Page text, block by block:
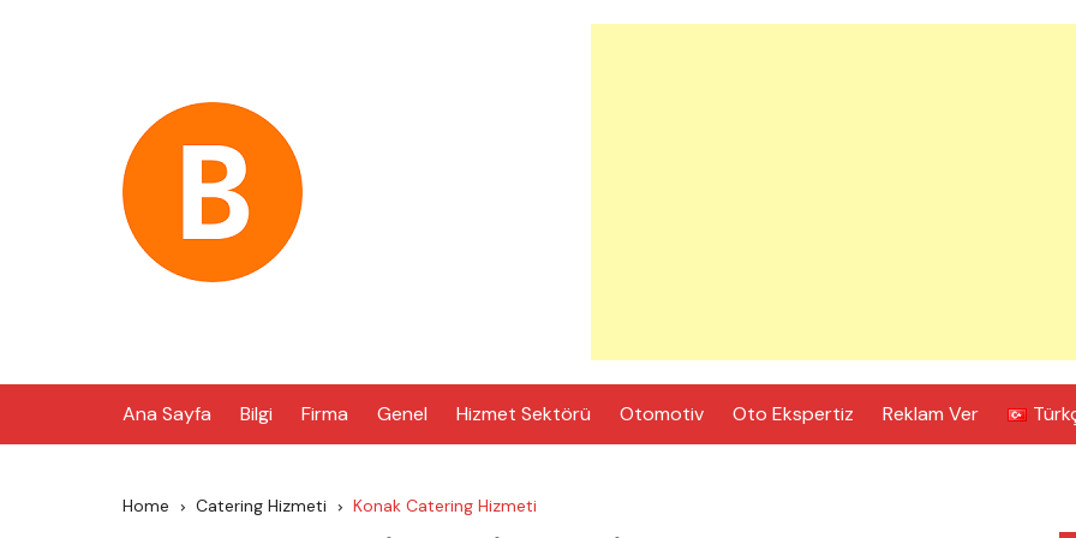
Ana Sayfa Bilgi Firma Genel Hizmet Sektörü Otomotiv Oto Ekspertiz Reklam Ver
Home Catering Hizmeti Konak Catering Hizmeti